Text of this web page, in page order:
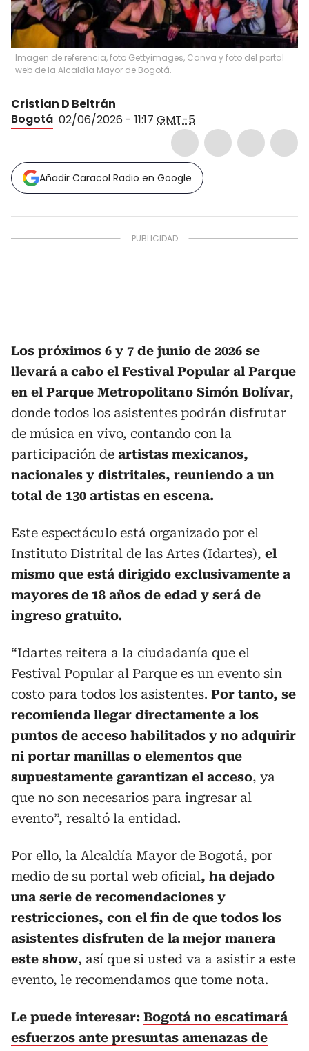
Imagen de referencia, foto Gettyimages, Canva y foto del portal
web de la Alcaldía Mayor de Bogotá.
Cristian D Beltrán
Bogotá 02/06/2026 - 11:17 GMT-5
Añadir Caracol Radio en Google
Los próximos 6 y 7 de junio de 2026 se
llevará a cabo el Festival Popular al Parque
en el Parque Metropolitano Simón Bolívar,
donde todos los asistentes podrán disfrutar
de música en vivo, contando con la
participación de artistas mexicanos,
nacionales y distritales, reuniendo a un
total de 130 artistas en escena.
Este espectáculo está organizado por el
Instituto Distrital de las Artes (Idartes), el
mismo que está dirigido exclusivamente a
mayores de 18 años de edad y será de
ingreso gratuito.
“Idartes reitera a la ciudadanía que el
Festival Popular al Parque es un evento sin
costo para todos los asistentes. Por tanto, se
recomienda llegar directamente a los
puntos de acceso habilitados y no adquirir
ni portar manillas o elementos que
supuestamente garantizan el acceso, ya
que no son necesarios para ingresar al
evento”, resaltó la entidad.
Por ello, la Alcaldía Mayor de Bogotá, por
medio de su portal web oficial, ha dejado
una serie de recomendaciones y
restricciones, con el fin de que todos los
asistentes disfruten de la mejor manera
este show, así que si usted va a asistir a este
evento, le recomendamos que tome nota.
Le puede interesar: Bogotá no escatimará
esfuerzos ante presuntas amenazas de